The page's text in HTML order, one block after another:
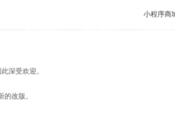
微商城报价 微商城案例 微商城资
小程序商
深受欢迎。
改版。